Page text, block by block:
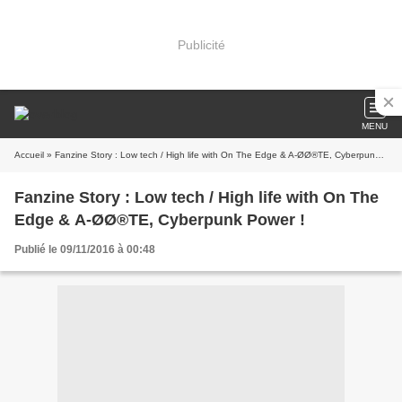
Publicité
MENU
Accueil » Fanzine Story : Low tech / High life with On The Edge & A-ØØ®TE, Cyberpunk Power !
Fanzine Story : Low tech / High life with On The
Edge & A-ØØ®TE, Cyberpunk Power !
Publié le 09/11/2016 à 00:48